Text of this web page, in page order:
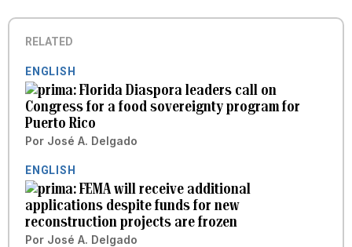
RELATED
ENGLISH
Florida Diaspora leaders call on
Congress for a food sovereignty program for
Puerto Rico
Por José A. Delgado
ENGLISH
FEMA will receive additional
applications despite funds for new
reconstruction projects are frozen
Por José A. Delgado